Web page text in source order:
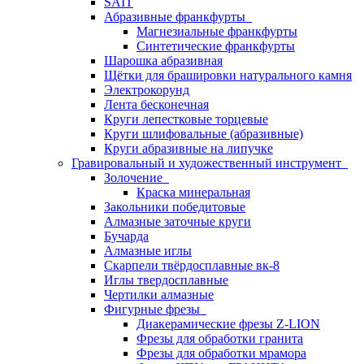
Абразивные франкфурты
Магнезиальные франкфурты
Синтетические франкфурты
Шарошка абразивная
Щётки для брашировки натурального камня
Электрокорунд
Лента бесконечная
Круги лепестковые торцевые
Круги шлифовальные (абразивные)
Круги абразивные на липучке
Гравировальный и художественный инструмент
Золочение
Краска минеральная
Закольники победитовые
Алмазные заточные круги
Бучарда
Алмазные иглы
Скарпели твёрдосплавные вк-8
Иглы твердосплавные
Чертилки алмазные
Фигурные фрезы
Диакерамические фрезы Z-LION
Фрезы для обработки гранита
Фрезы для обработки мрамора